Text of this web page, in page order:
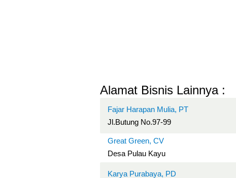
Alamat Bisnis Lainnya :
Fajar Harapan Mulia, PT
Jl.Butung No.97-99
Great Green, CV
Desa Pulau Kayu
Karya Purabaya, PD